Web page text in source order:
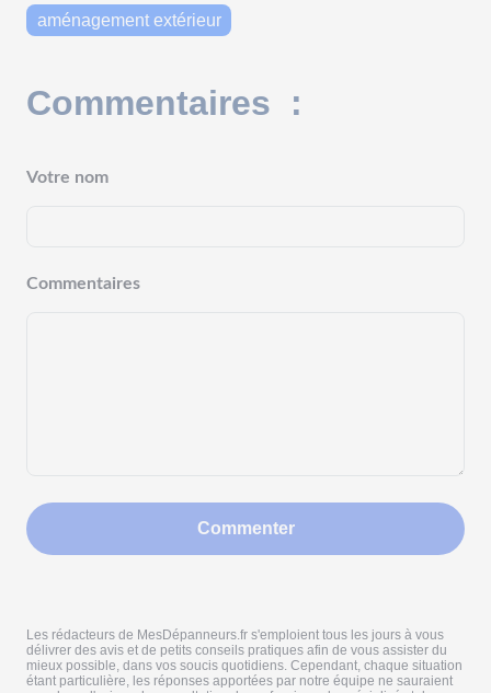
aménagement extérieur
Commentaires :
Votre nom
Commentaires
Commenter
Les rédacteurs de MesDépanneurs.fr s'emploient tous les jours à vous
délivrer des avis et de petits conseils pratiques afin de vous assister du
mieux possible, dans vos soucis quotidiens. Cependant, chaque situation
étant particulière, les réponses apportées par notre équipe ne sauraient